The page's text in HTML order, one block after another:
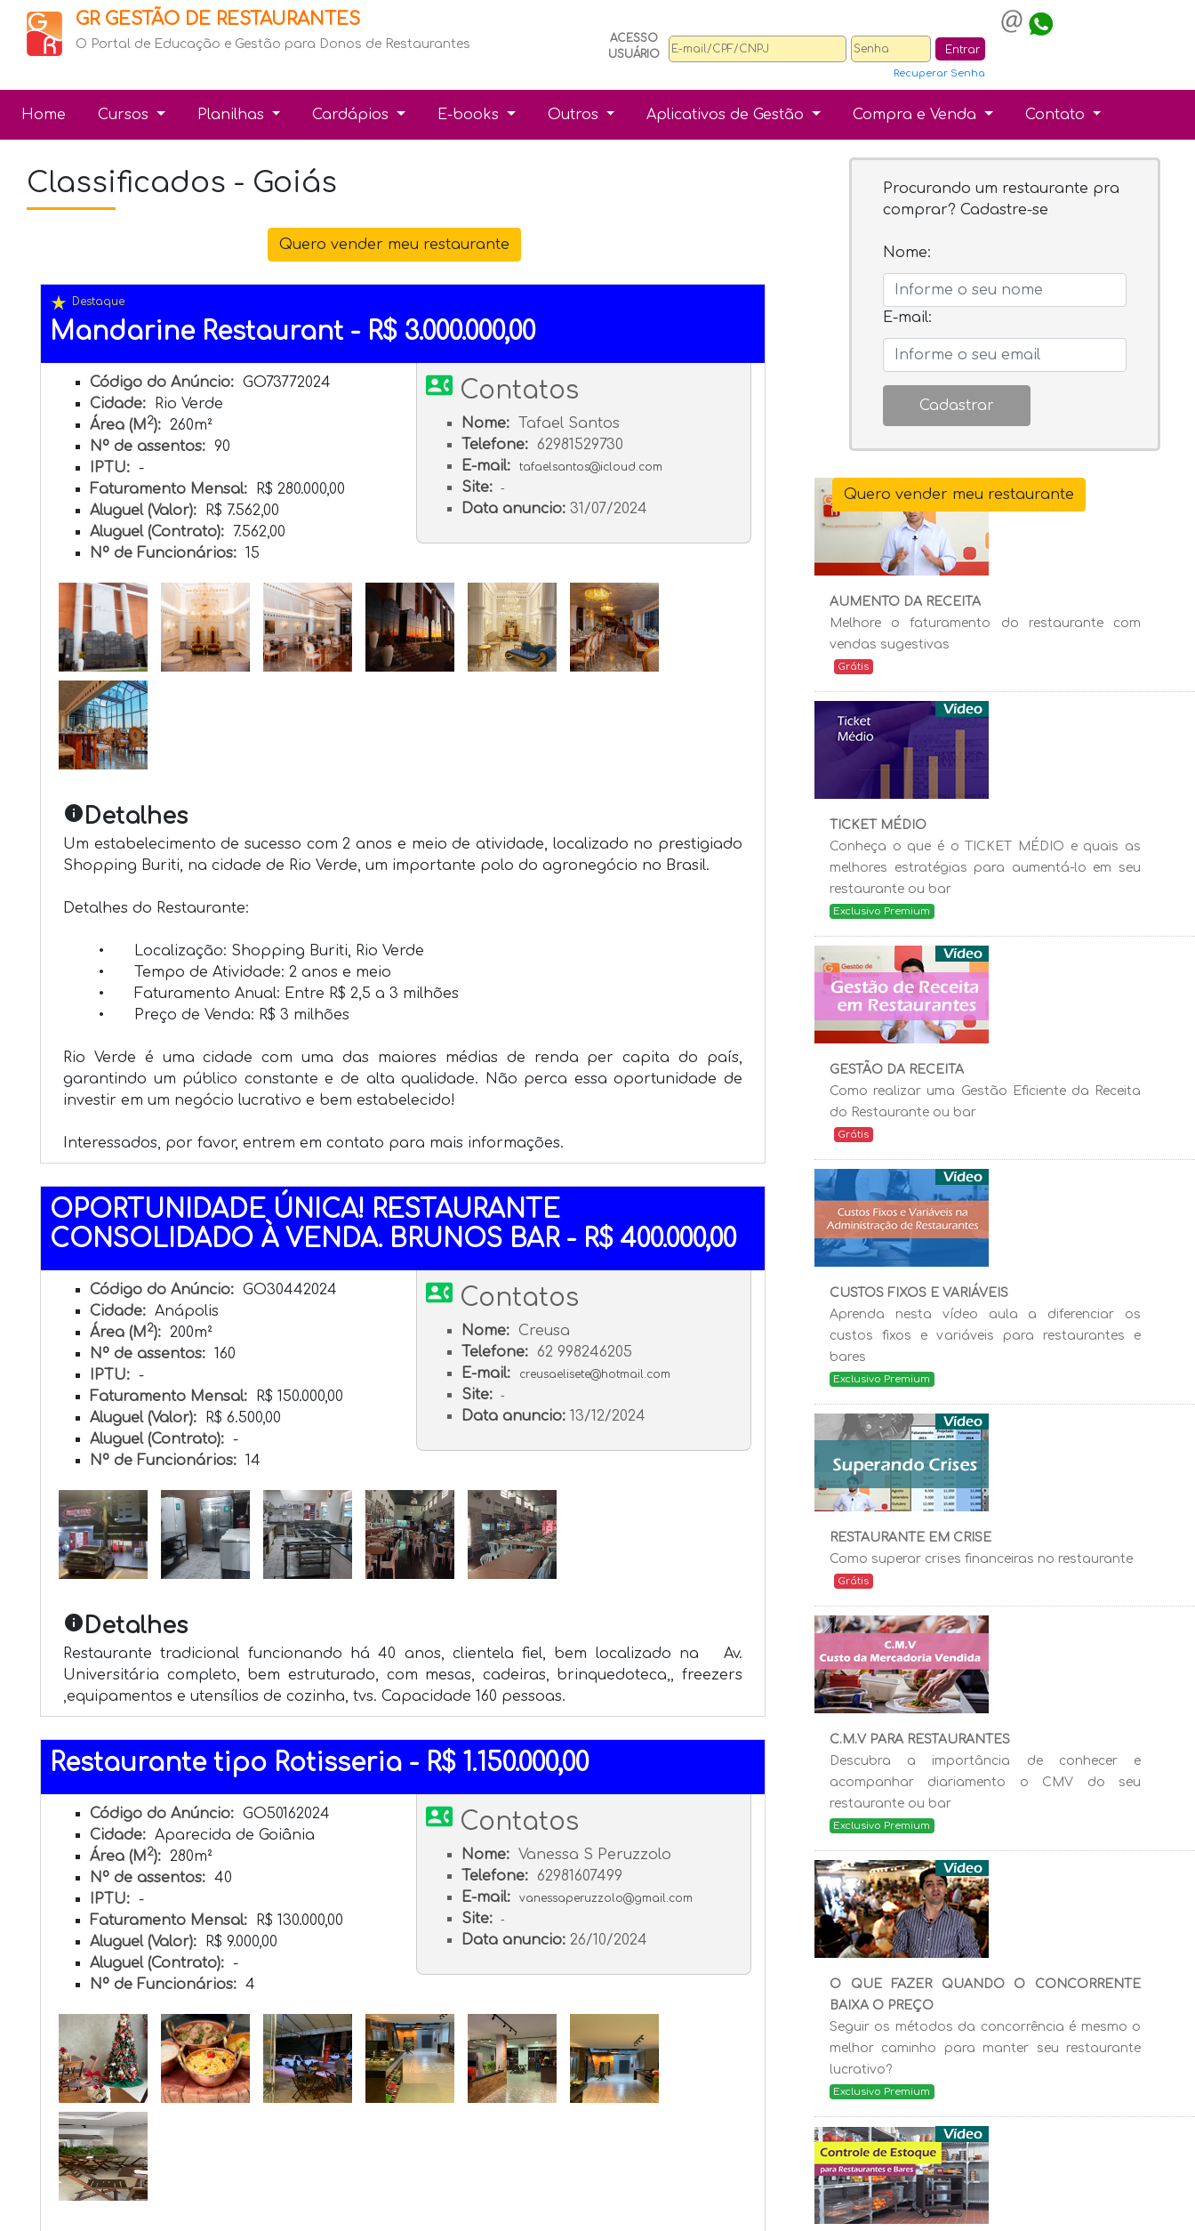
GR GESTÃO DE RESTAURANTES
O Portal de Educação e Gestão para Donos de Restaurantes
ACESSO
USUÁRIO
Entrar
Recuperar Senha
Home Cursos Planilhas Cardápios E-books Outros Aplicativos de Gestão Compra e Venda Contato
Classificados - Goiás
Quero vender meu restaurante
star_rate Destaque
Mandarine Restaurant - R$ 3.000.000,00
Código do Anúncio: GO73772024
Cidade:
Rio Verde
Área (M2): 260m²
Nº de assentos: 90
IPTU: -
Faturamento Mensal:
R$ 280.000,00
Aluguel (Valor):
R$ 7.562,00
Aluguel (Contrato):
7.562,00
Nº de Funcionários: 15
contact_phone Contatos
Nome:
Tafael Santos
Telefone:
62981529730
E-mail:
tafaelsantos@icloud.com
Site: -
Data anuncio: 31/07/2024
infoDetalhes
Um estabelecimento de sucesso com 2 anos e meio de atividade, localizado no prestigiado
Shopping Buriti, na cidade de Rio Verde, um importante polo do agronegócio no Brasil.
Detalhes do Restaurante:
Rio Verde é uma cidade com uma das maiores médias de renda per capita do país,
garantindo um público constante e de alta qualidade. Não perca essa oportunidade de
investir em um negócio lucrativo e bem estabelecido!
Interessados, por favor, entrem em contato para mais informações.
OPORTUNIDADE ÚNICA! RESTAURANTE
CONSOLIDADO À VENDA. BRUNOS BAR - R$ 400.000,00
Código do Anúncio: GO30442024
Cidade: Anápolis
Área (M2): 200m²
Nº de assentos: 160
IPTU: -
Faturamento Mensal:
R$ 150.000,00
Aluguel (Valor):
R$ 6.500,00
Aluguel (Contrato): -
Nº de Funcionários: 14
contact_phone Contatos
Nome: Creusa
Telefone:
62 998246205
E-mail:
creusaelisete@hotmail.com
Site: -
Data anuncio: 13/12/2024
infoDetalhes
Restaurante tradicional funcionando há 40 anos, clientela fiel, bem localizado na   Av.
Universitária completo, bem estruturado, com mesas, cadeiras, brinquedoteca,, freezers
,equipamentos e utensílios de cozinha, tvs. Capacidade 160 pessoas.
Restaurante tipo Rotisseria - R$ 1.150.000,00
Código do Anúncio: GO50162024
Cidade: Aparecida de Goiânia
Área (M2): 280m²
Nº de assentos: 40
IPTU: -
Faturamento Mensal:
R$ 130.000,00
Aluguel (Valor):
R$ 9.000,00
Aluguel (Contrato): -
Nº de Funcionários: 4
contact_phone Contatos
Nome: Vanessa S Peruzzolo
Telefone:
62981607499
E-mail:
vanessaperuzzolo@gmail.com
Site: -
Data anuncio: 26/10/2024
Procurando um restaurante pra
comprar? Cadastre-se
Nome:
E-mail:
Cadastrar
Quero vender meu restaurante
AUMENTO DA RECEITA
Melhore o faturamento do restaurante com
vendas sugestivas
Grátis
TICKET MÉDIO
Conheça o que é o TICKET MÉDIO e quais as
melhores estratégias para aumentá-lo em seu
restaurante ou bar
Exclusivo Premium
GESTÃO DA RECEITA
Como realizar uma Gestão Eficiente da Receita
do Restaurante ou bar
Grátis
CUSTOS FIXOS E VARIÁVEIS
Aprenda nesta vídeo aula a diferenciar os
custos fixos e variáveis para restaurantes e
bares
Exclusivo Premium
RESTAURANTE EM CRISE
Como superar crises financeiras no restaurante
Grátis
C.M.V PARA RESTAURANTES
Descubra a importância de conhecer e
acompanhar diariamento o CMV do seu
restaurante ou bar
Exclusivo Premium
O QUE FAZER QUANDO O CONCORRENTE
BAIXA O PREÇO
Seguir os métodos da concorrência é mesmo o
melhor caminho para manter seu restaurante
lucrativo?
Exclusivo Premium